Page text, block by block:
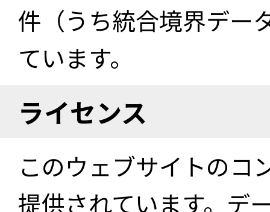
件（うち統合境界デー
ています。
ライセンス
このウェブサイトのコ
提供されています。デ